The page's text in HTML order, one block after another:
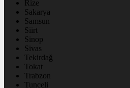
Rize
Sakarya
Samsun
Siirt
Sinop
Sivas
Tekirdağ
Tokat
Trabzon
Tunceli